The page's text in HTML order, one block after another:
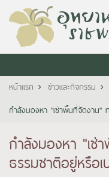
หน้าแรก
ข่าวและกิจกรรม
กำลังมองหา "เช่าพื้นที่จัดงาน"
กำลังมองหา "เช่
ธรรมชาติอยู่หรือเ